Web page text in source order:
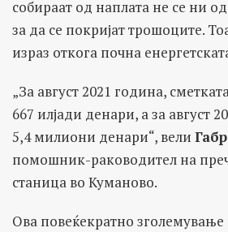
собираат од наплата не се ни
за да се покријат трошоците.
израз откога почна
„За август 2021 година,
667 илјади денари, а за август
5,4 милиони денари“, вели
помошник-раководител на
станица во Куманово.
Ова повеќекратно